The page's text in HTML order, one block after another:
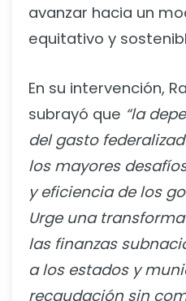
avanzar hacia un
equitativo y
En su intervención,
subrayó que “la
del gasto
los mayores
y eficiencia de los
Urge una
las finanzas
a los estados y
recaudación sin